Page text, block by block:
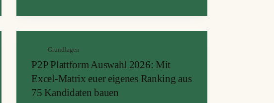
noch für die P2P Plattform geworben wird.
Grundlagen
P2P Plattform Auswahl 2026: Mit
Excel-Matrix euer eigenes Ranking aus
75 Kandidaten bauen